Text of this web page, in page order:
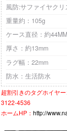
風防:サファイヤクリ
重量約：105g
ケース直径：約44MM
厚さ：約13mm
ラグ幅：22mm
防水：生活防水
超割引きのタグホイヤ
3122-4536
ホームHP： http://